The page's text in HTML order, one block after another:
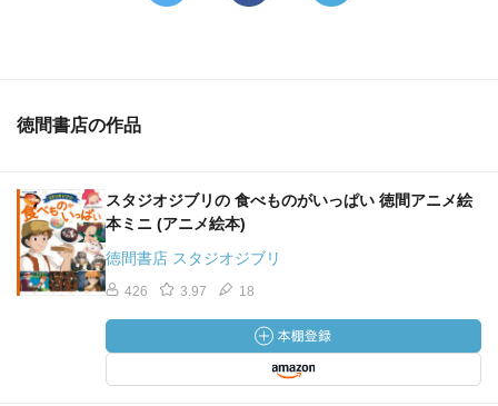
徳間書店の作品
スタジオジブリの 食べものがいっぱい 徳間アニメ絵
本ミニ (アニメ絵本)
徳間書店 スタジオジブリ
426 3.97 18